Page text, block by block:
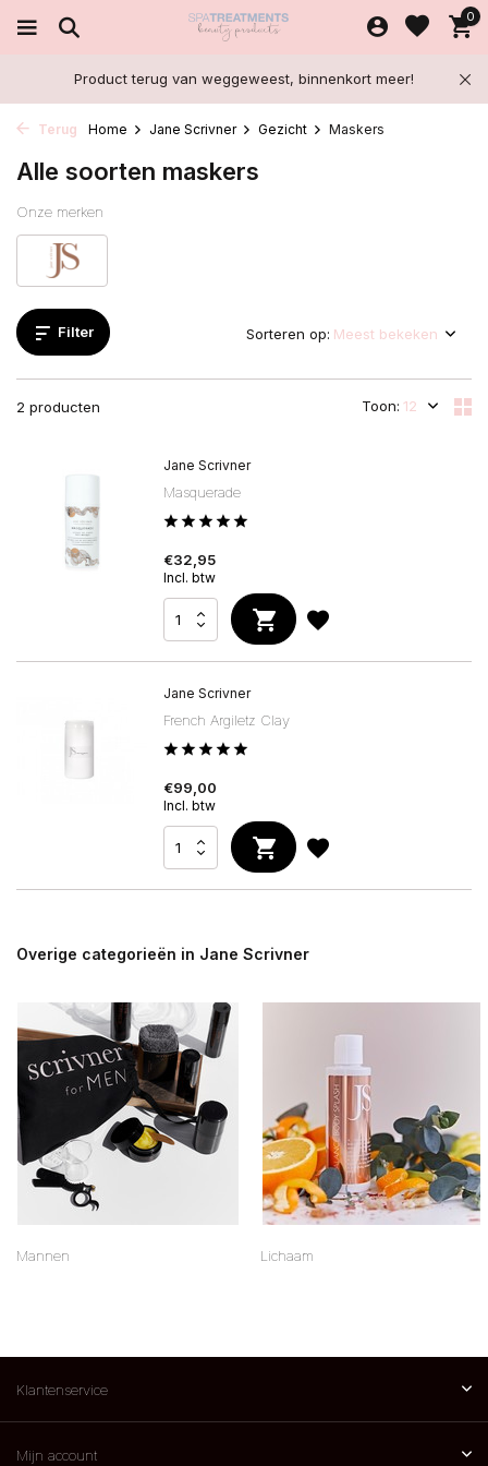
0
Product terug van weggeweest, binnenkort meer!
Terug Home Jane Scrivner Gezicht Maskers
Alle soorten maskers
Onze merken
Filter
2 producten Toon:
Sorteren op:
Jane Scrivner
Masquerade
€32,95
Incl. btw
Jane Scrivner
French Argiletz Clay
€99,00
Incl. btw
Overige categorieën in Jane Scrivner
Mannen Lichaam
Klantenservice
Mijn account